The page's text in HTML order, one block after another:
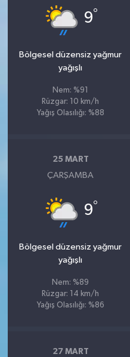
9°
Bölgesel düzensiz yağmur
yağışlı
Nem: %91
Rüzgar: 10 km/h
Yağış Olasılığı: %88
25 MART
ÇARŞAMBA
9°
Bölgesel düzensiz yağmur
yağışlı
Nem: %89
Rüzgar: 14 km/h
Yağış Olasılığı: %86
27 MART